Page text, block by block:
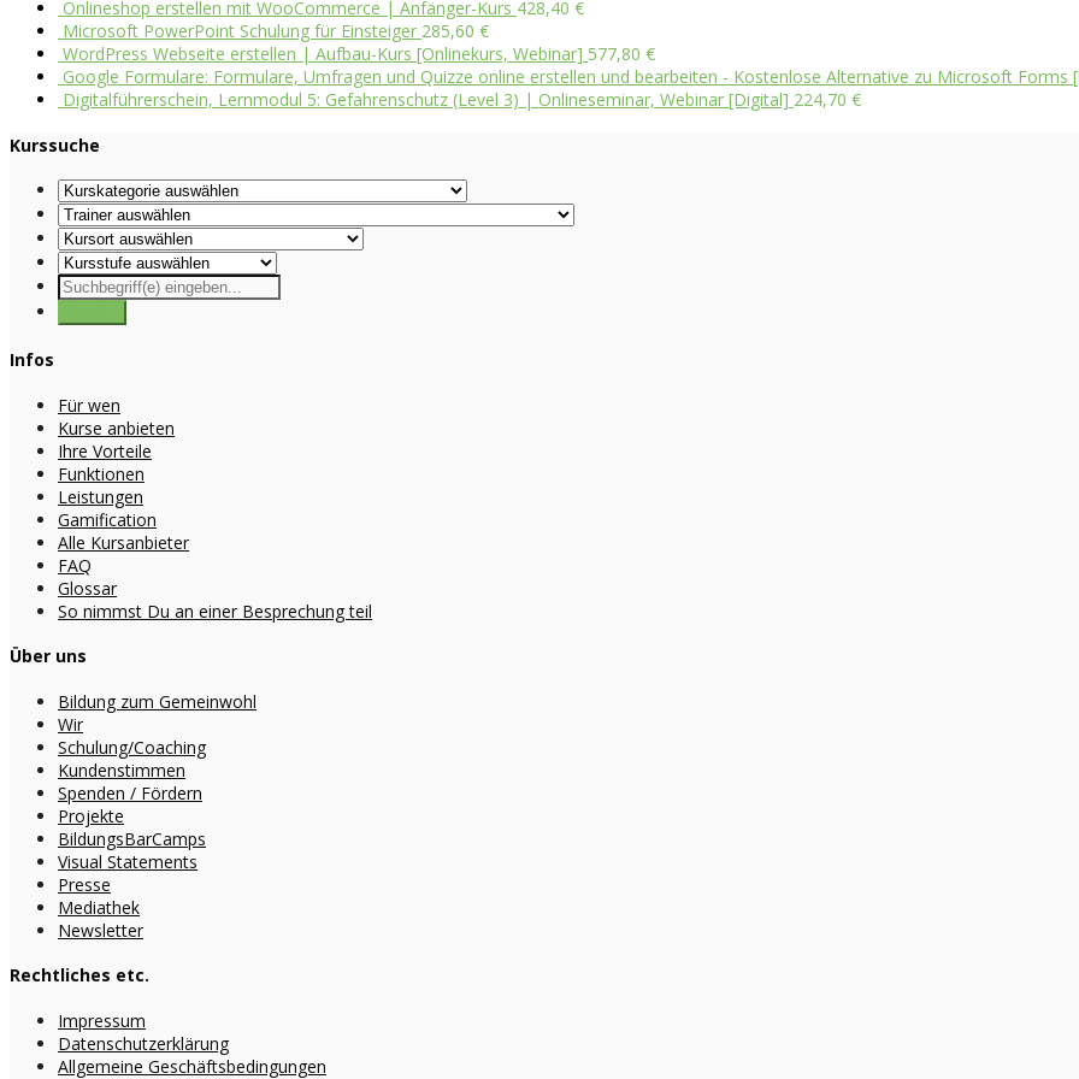
Onlineshop erstellen mit WooCommerce | Anfänger-Kurs 428,40 €
Microsoft PowerPoint Schulung für Einsteiger 285,60 €
WordPress Webseite erstellen | Aufbau-Kurs [Onlinekurs, Webinar] 577,80 €
Google Formulare: Formulare, Umfragen und Quizze online erstellen und bearbeiten - Kostenlose Alternative zu Microsoft Forms
Digitalführerschein, Lernmodul 5: Gefahrenschutz (Level 3) | Onlineseminar, Webinar [Digital] 224,70 €
Kurssuche
Infos
Für wen
Kurse anbieten
Ihre Vorteile
Funktionen
Leistungen
Gamification
Alle Kursanbieter
FAQ
Glossar
So nimmst Du an einer Besprechung teil
Über uns
Bildung zum Gemeinwohl
Wir
Schulung/Coaching
Kundenstimmen
Spenden / Fördern
Projekte
BildungsBarCamps
Visual Statements
Presse
Mediathek
Newsletter
Rechtliches etc.
Impressum
Datenschutzerklärung
Allgemeine Geschäftsbedingungen